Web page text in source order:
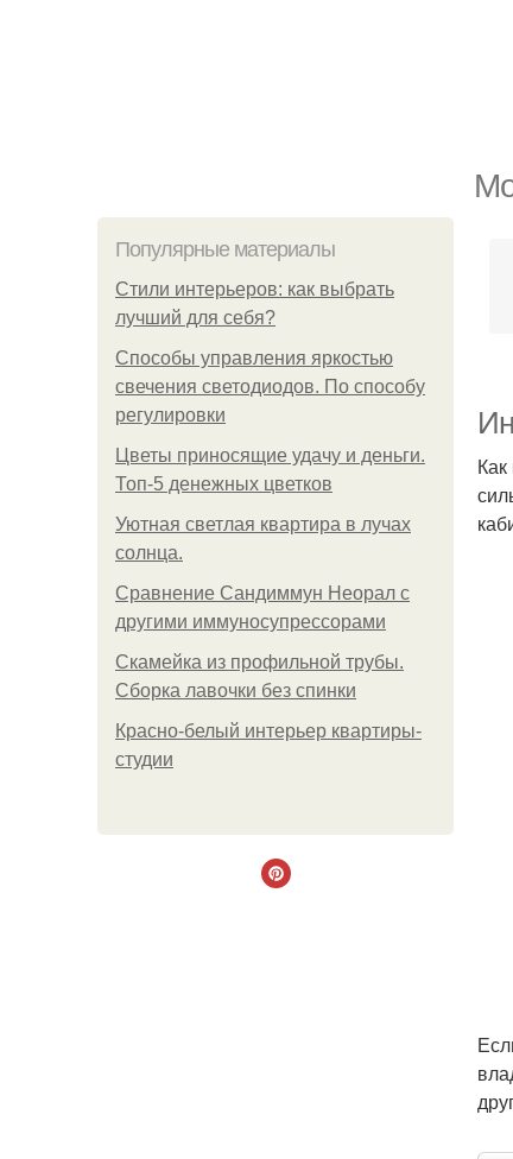
Популярные материалы
Стили интерьеров: как выбрать
лучший для себя?
Способы управления яркостью
свечения светодиодов. По способу
регулировки
Цветы приносящие удачу и деньги.
Топ-5 денежных цветков
Уютная светлая квартира в лучах
солнца.
Сравнение Сандиммун Неорал с
другими иммуносупрессорами
Скамейка из профильной трубы.
Сборка лавочки без спинки
Красно-белый интерьер квартиры-
студии